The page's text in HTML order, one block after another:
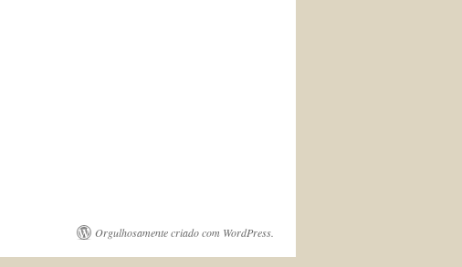
Orgulhosamente criado com WordPress.